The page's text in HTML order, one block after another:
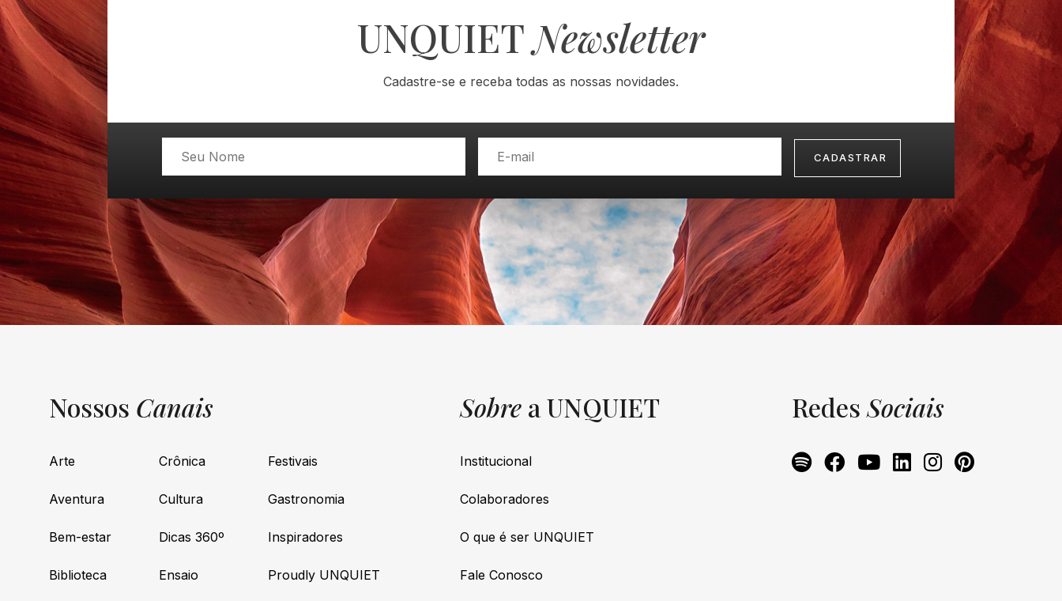
UNQUIETNewsletter
Cadastre-se e receba todas as nossas novidades.
Nossos Canais
Arte
Aventura
Bem-estar
Biblioteca
Crônica
Cultura
Dicas 360º
Ensaio
Festivais
Gastronomia
Inspiradores
Proudly UNQUIET
Sobre a UNQUIET
Institucional
Colaboradores
O que é ser UNQUIET
Fale Conosco
RedesSociais